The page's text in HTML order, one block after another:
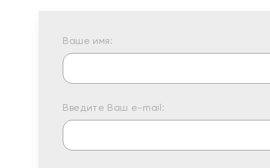
Ваше имя:
Введите Ваш e-mail: